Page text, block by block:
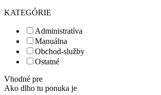
KATEGÓRIE
Administratíva
Manuálna
Obchod-služby
Ostatné
Vhodné pre
Ako dlho tu ponuka je